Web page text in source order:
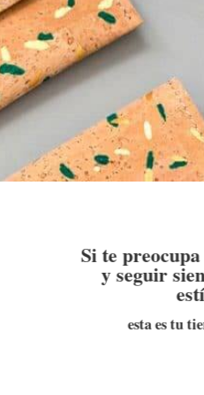
Si te
y seguir
esta es tu